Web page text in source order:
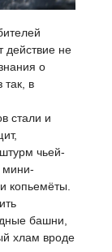
действие не
о
так, в
стали и
чьей-
мини-
копьемёты.
башни,
хлам вроде